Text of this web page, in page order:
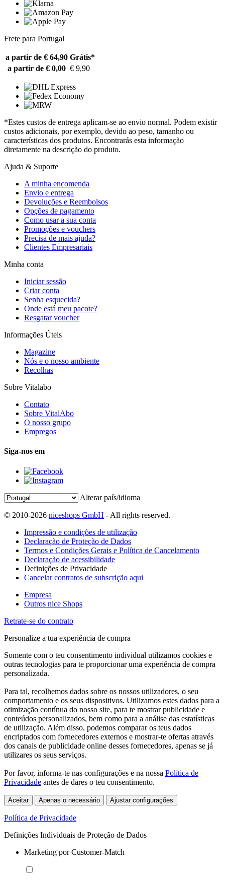
Frete para Portugal
a partir de € 64,90 Grátis*
a partir de € 0,00 € 9,90
*Estes custos de entrega aplicam-se ao envio normal. Podem existir
custos adicionais, por exemplo, devido ao peso, tamanho ou
características dos produtos. Encontrarás esta informação
diretamente na descrição do produto.
Ajuda & Suporte
A minha encomenda
Envio e entrega
Devoluções e Reembolsos
Opções de pagamento
Como usar a sua conta
Promoções e vouchers
Precisa de mais ajuda?
Clientes Empresariais
Minha conta
Iniciar sessão
Criar conta
Senha esquecida?
Onde está meu pacote?
Resgatar voucher
Informações Úteis
Magazine
Nós e o nosso ambiente
Recolhas
Sobre Vitalabo
Contato
Sobre VitalAbo
O nosso grupo
Empregos
Siga-nos em
Alterar país/idioma
© 2010-2026 niceshops GmbH - All rights reserved.
Impressão e condições de utilização
Declaração de Proteção de Dados
Termos e Condições Gerais e Política de Cancelamento
Declaração de acessibilidade
Definições de Privacidade
Cancelar contratos de subscrição aqui
Empresa
Outros nice Shops
Retrate-se do contrato
Personalize a tua experiência de compra
Somente com o teu consentimento individual utilizamos cookies e
outras tecnologias para te proporcionar uma experiência de compra
personalizada.
Para tal, recolhemos dados sobre os nossos utilizadores, o seu
comportamento e os seus dispositivos. Utilizamos estes dados para a
otimização contínua do nosso site, para te mostrar publicidade e
conteúdos personalizados, bem como para a análise das estatísticas
de utilização. Além disso, podemos comparar os teus dados
encriptados com fornecedores externos e mostrar-te ofertas através
dos canais de publicidade online desses fornecedores, apenas se já
utilizares os seus serviços.
Por favor, informa-te nas configurações e na nossa Política de
Privacidade antes de dares o teu consentimento.
Aceitar Apenas o necessário Ajustar configurações
Política de Privacidade
Definições Individuais de Proteção de Dados
Marketing por Customer-Match